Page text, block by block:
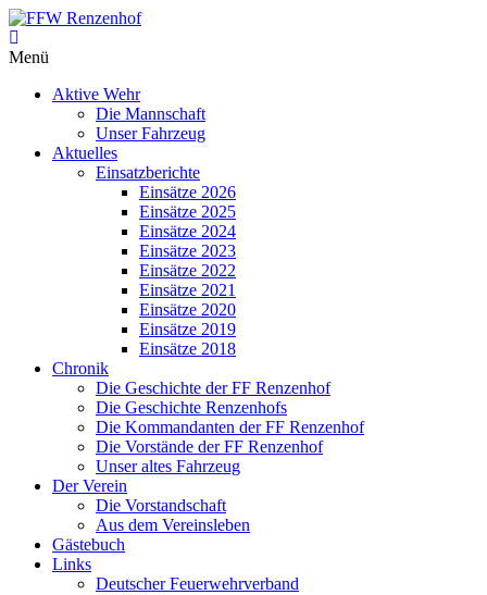
Zum
Inhalt
springen
FFW
Renzenhof
Löschen
Menü
Aktive Wehr
Die Mannschaft
Unser Fahrzeug
Aktuelles
Einsatzberichte
Einsätze 2026
Einsätze 2025
Einsätze 2024
Einsätze 2023
Einsätze 2022
Einsätze 2021
Einsätze 2020
Einsätze 2019
Einsätze 2018
Chronik
Die Geschichte der FF Renzenhof
Die Geschichte Renzenhofs
Die Kommandanten der FF Renzenhof
Die Vorstände der FF Renzenhof
Unser altes Fahrzeug
Der Verein
Die Vorstandschaft
Aus dem Vereinsleben
Gästebuch
Links
Deutscher Feuerwehrverband